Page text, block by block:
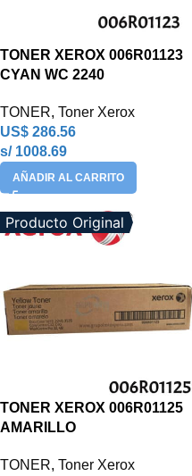
TONER XEROX 006R01123
CYAN WC 2240
TONER, Toner Xerox
US$ 286.56
s/ 1008.69
AÑADIR AL CARRITO
Producto Original
TONER XEROX 006R01125
AMARILLO
TONER, Toner Xerox